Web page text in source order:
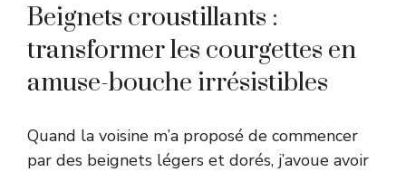
Beignets croustillants :
transformer les courgettes en
amuse-bouche irrésistibles
Quand la voisine m’a proposé de commencer
par des beignets légers et dorés, j’avoue avoir